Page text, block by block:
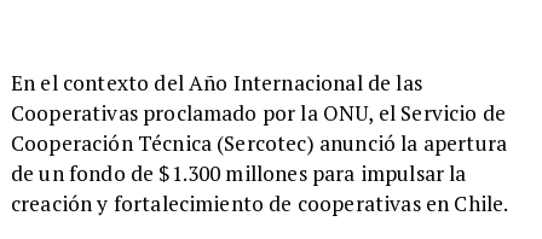
En el contexto del Año Internacional de las
Cooperativas proclamado por la ONU, el Servicio de
Cooperación Técnica (Sercotec) anunció la apertura
de un fondo de $1.300 millones para impulsar la
creación y fortalecimiento de cooperativas en Chile.